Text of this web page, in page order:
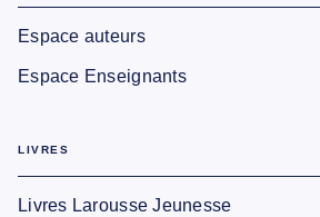
Espace auteurs
Espace Enseignants
LIVRES
Livres Larousse Jeunesse